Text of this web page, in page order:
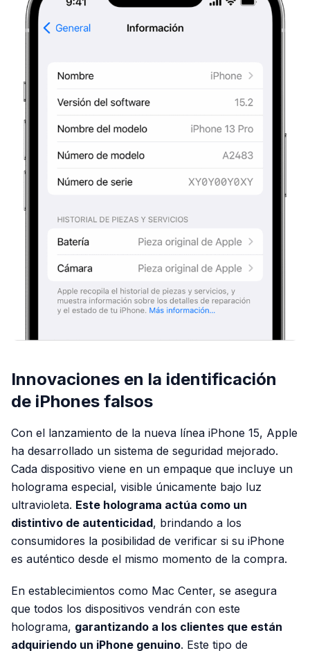
Innovaciones en la identificación
de iPhones falsos
Con el lanzamiento de la nueva línea iPhone 15, Apple
ha desarrollado un sistema de seguridad mejorado.
Cada dispositivo viene en un empaque que incluye un
holograma especial, visible únicamente bajo luz
ultravioleta. Este holograma actúa como un
distintivo de autenticidad, brindando a los
consumidores la posibilidad de verificar si su iPhone
es auténtico desde el mismo momento de la compra.
En establecimientos como Mac Center, se asegura
que todos los dispositivos vendrán con este
holograma, garantizando a los clientes que están
adquiriendo un iPhone genuino. Este tipo de